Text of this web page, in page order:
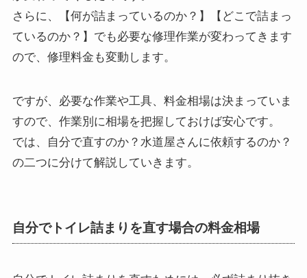
さらに、【何が詰まっているのか？】【どこで詰まっ
ているのか？】でも必要な修理作業が変わってきます
ので、修理料金も変動します。
ですが、必要な作業や工具、料金相場は決まっていま
すので、作業別に相場を把握しておけば安心です。
では、自分で直すのか？水道屋さんに依頼するのか？
の二つに分けて解説していきます。
自分でトイレ詰まりを直す場合の料金相場